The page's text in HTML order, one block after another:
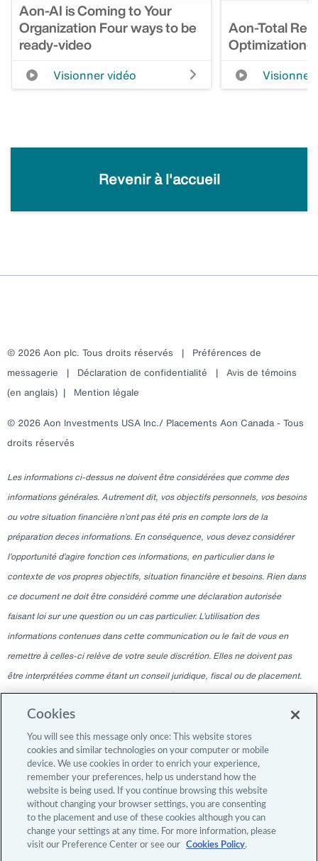
Aon-AI is Coming to Your
Organization Four ways to be
ready-video
Visionner vidéo
Aon-Total
Optimization-
Visionner
Revenir à l'accueil
© 2026 Aon plc. Tous droits réservés | Préférences de
messagerie | Déclaration de confidentialité | Avis de témoins
(en anglais) | Mention légale
© 2026 Aon Investments USA Inc./ Placements Aon Canada - Tous
droits réservés
Les informations ci-dessus ne doivent être considérées que comme des
informations générales. Autrement dit, vos objectifs personnels, vos besoins
ou votre situation financière n’ont pas été pris en compte lors de la
préparation deces informations. En conséquence, vous devez considérer
l’opportunité d’agire fonction ces informations, en particulier dans le
contexte de vos propres objectifs, situation financière et besoins. Rien dans
ce document ne doit être considéré comme une déclaration autorisée
faisant loi sur une question ou un cas particulier. L’utilisation des
informations contenues dans cette communication ou le fait de vous en
remettre à celles-ci relève de votre seule discrétion. Elles ne doivent pas
être interprétées comme étant un conseil juridique, fiscal ou de placement.
Veuillez consulter votre professionnel indépendant pour ces conseils. Les
informations contenues dans ce blogue sont valables à la date indiquée
uniquement et ne sont pas valables à une autre date. La remise à tout
moment ne doit en aucun cas laisser entendre qu’il y a eu une modification
de l’information depuis la date de publication, ou une obligation de mettre à
jour o u de fournir des modifications après la date de publication initiale. Le
contenu du blogue est destiné uniquement aux investisseurs professionnels.
Cookies
You will see this message only once: This website stores
cookies and similar technologies on your computer or mobile
device. We use cookies in order to enrich your experience,
remember your preferences, help us understand how the
website is being used. If you continue browsing this website
without changing your browser settings, you are consenting
to the placement and use of these cookies although you can
change your settings at any time. For more information, please
visit our Preference Center or see our
Cookies Policy.